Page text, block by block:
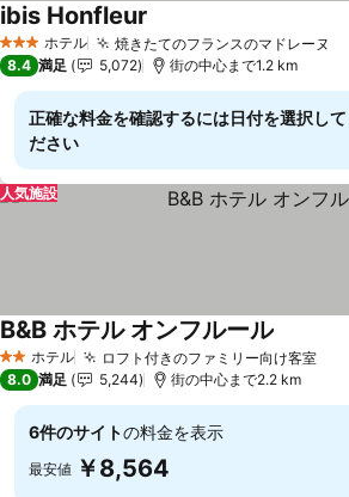
3 ホテルのランク
ホテル 焼きたてのフランスのマドレーヌ
ibis Honfleur
8.4 満足 5,072 街の中心まで1.2 km
正確な料金を確認するには日付を選択して
ださい
人気施設
2 ホテルのランク
ホテル ロフト付きのファミリー向け客室料
B&B ホテル オンフルール
8.0 満足 5,244 街の中心まで2.2 km
6件のサイトの料金を表示
最安値 ￥8,564